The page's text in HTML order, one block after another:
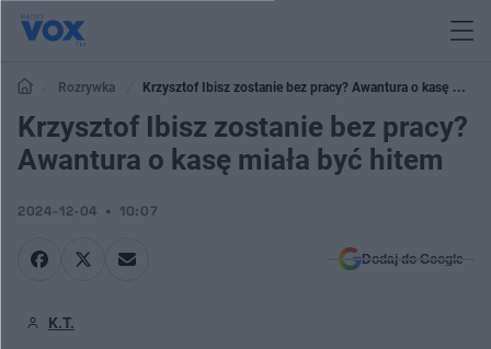
Rozrywka
Krzysztof Ibisz zostanie bez pracy? Awantura o kasę miała
być hitem
Krzysztof Ibisz zostanie bez pracy?
Awantura o kasę miała być hitem
2024-12-04 10:07
Dodaj do Google
K.T.